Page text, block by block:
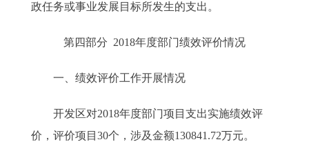
政任务或事业发展目标所发生的支出。
第四部分 2018年度部门绩效评价情况
一、绩效评价工作开展情况
开发区对2018年度部门项目支出实施绩效评
价，评价项目30个，涉及金额130841.72万元。